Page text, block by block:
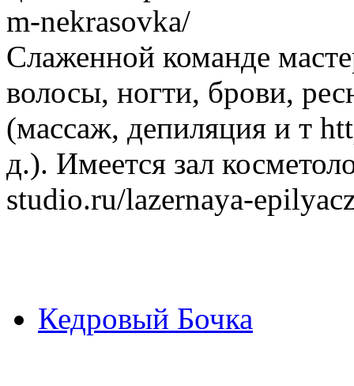
m-nekrasovka/
Слаженной команде
волосы, ногти, брови,
(массаж, депиляция и т
д.). Имеется зал
studio.ru/lazernaya-
Кедровый Бочка